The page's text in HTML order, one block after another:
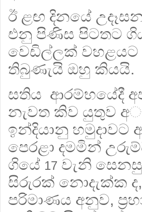
ඊ ළඟ දිනයේ
එනු පිණිස පිටතට
වෙඩිල්ලක් වහළයට
තිබුණැයි ඔහු කියයි.
සතිය ආරම්භයේදී
නැවත කිව යුතුව
ඉන්දියානු
පෙරළා දමමින්
ගියේ 17 වැනි
සිරුරක් නොදැක්ක
පරිමාණය අනුව,